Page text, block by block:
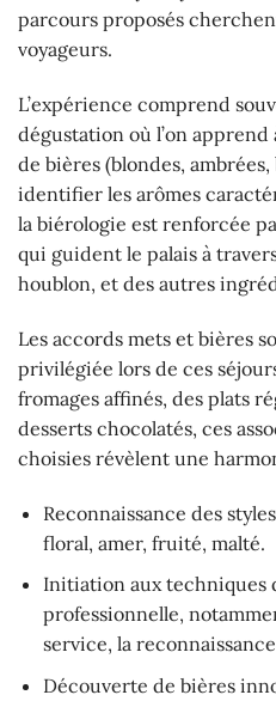
parcours proposés
voyageurs.
L’expérience comprend
dégustation où l’on
de bières (blondes,
identifier les arômes
la biérologie est renforcée
qui guident le palais à
houblon, et des autres
Les accords mets et bières
privilégiée lors de ces
fromages affinés, des plats
desserts chocolatés, ces
choisies révèlent une
Reconnaissance des
floral, amer, fruité, malté.
Initiation aux techniques
professionnelle,
service, la
Découverte de bières